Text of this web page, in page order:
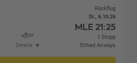
Details
Rückflug
Di., 6.10.26
MLE 21:25
1 Stopp
Etihad Airways